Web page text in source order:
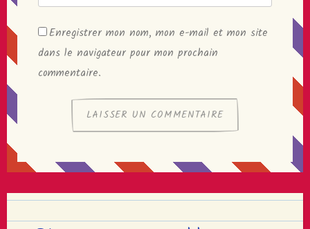
Enregistrer mon nom, mon e-mail et mon site
dans le navigateur pour mon prochain
commentaire.